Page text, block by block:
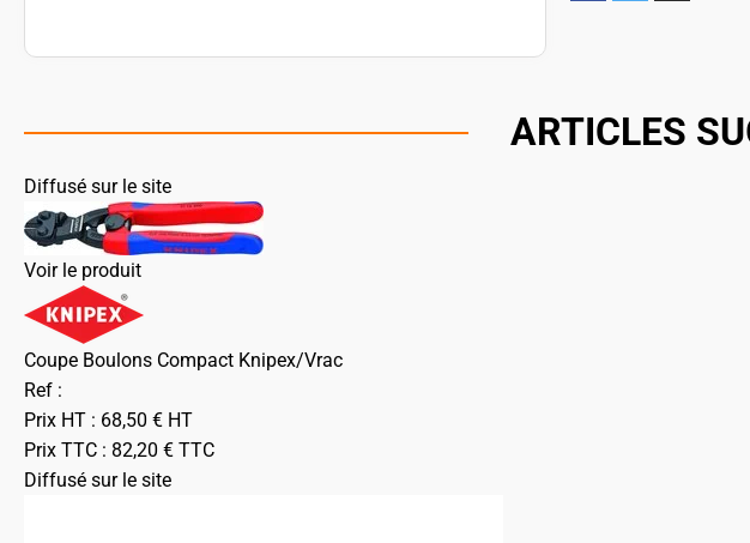
ARTICLES
Diffusé sur le site
Voir le produit
Coupe Boulons Compact Knipex/Vrac
Ref :
Prix HT : 68,50 € HT
Prix TTC : 82,20 € TTC
Diffusé sur le site